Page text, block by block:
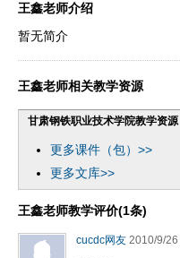
王鑫老师介绍
暂无简介
王鑫老师相关教学资源
甘肃钢铁职业技术学院教学资源
更多课件（包）>>
更多文库>>
王鑫老师教学评价(1条)
cucdc网友 2010/9/